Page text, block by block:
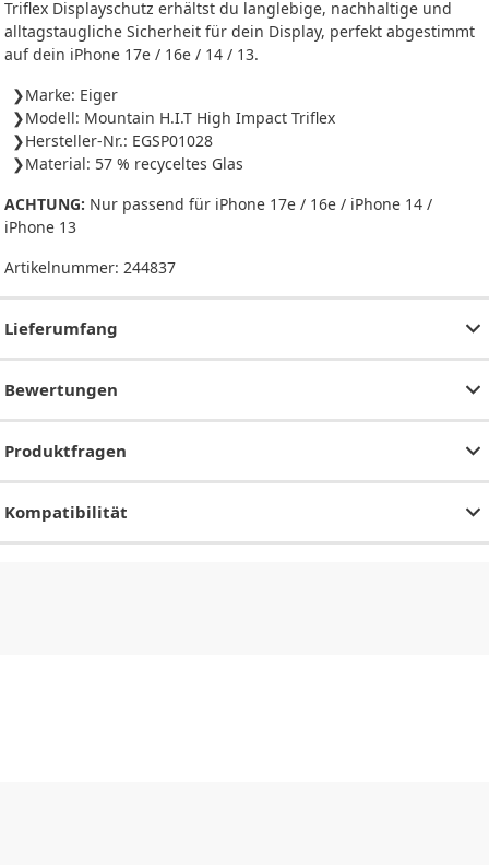
Triflex Displayschutz erhältst du langlebige, nachhaltige und
alltagstaugliche Sicherheit für dein Display, perfekt abgestimmt
auf dein iPhone 17e / 16e / 14 / 13.
Marke: Eiger
Modell: Mountain H.I.T High Impact Triflex
Hersteller-Nr.: EGSP01028
Material: 57 % recyceltes Glas
ACHTUNG: Nur passend für iPhone 17e / 16e / iPhone 14 /
iPhone 13
Artikelnummer: 244837
Lieferumfang
Bewertungen
Produktfragen
Kompatibilität